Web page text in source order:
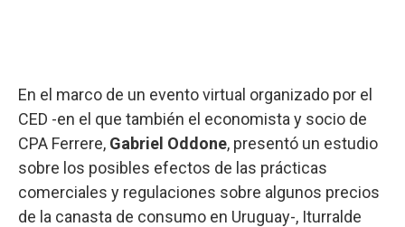
En el marco de un evento virtual organizado por el
CED -en el que también el economista y socio de
CPA Ferrere, Gabriel Oddone, presentó un estudio
sobre los posibles efectos de las prácticas
comerciales y regulaciones sobre algunos precios
de la canasta de consumo en Uruguay-, Iturralde